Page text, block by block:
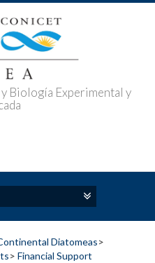
Biología Experimental y
Diatomeas>
> Financial Support